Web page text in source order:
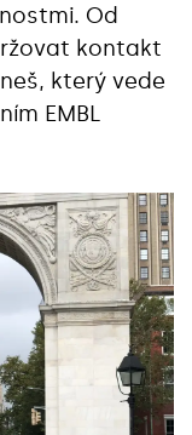
Od
kontakt
který vede
EMBL